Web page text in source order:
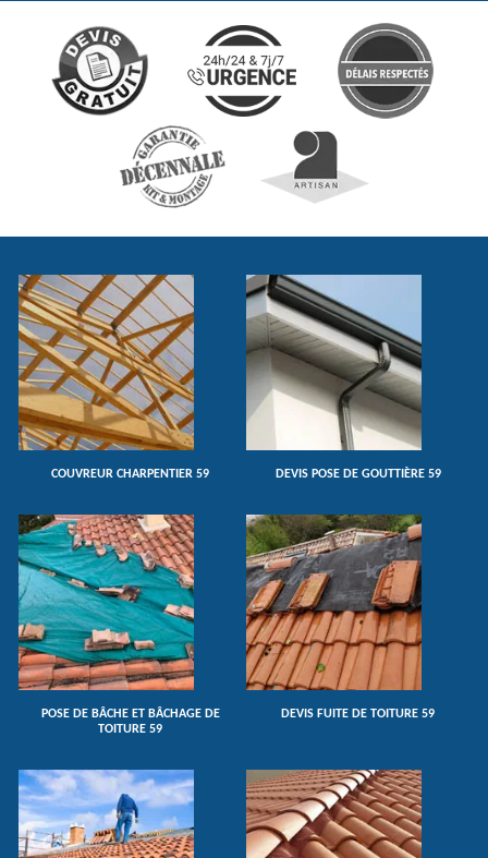
COUVREUR CHARPENTIER 59 DEVIS POSE DE GOUTTIÈRE 59
POSE DE BÂCHE ET BÂCHAGE DE
TOITURE 59
DEVIS FUITE DE TOITURE 59